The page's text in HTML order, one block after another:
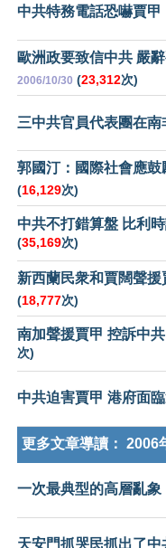
中共特務電話恐嚇賈甲
歐洲政要致信中共 嚴
2006/10/30 (23,312次)
三中共官員代表團在南
郭國汀：國際社會應
(16,129次)
中共不打錯算盤 比利
(35,169次)
新西蘭民衆和賈闊聲
(18,777次)
南加聲援賈甲 控訴中
次)
中共迫害賈甲 港府面
更多文章導讀： 2006
一次最典型的高層亂象
天安門抓哭民抓出了中